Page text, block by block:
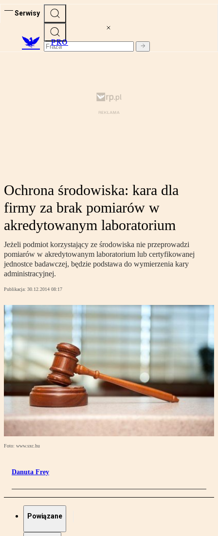
Serwisy
PRO
Ochrona środowiska: kara dla
firmy za brak pomiarów w
akredytowanym laboratorium
Jeżeli podmiot korzystający ze środowiska nie przeprowadzi
pomiarów w akredytowanym laboratorium lub certyfikowanej
jednostce badawczej, będzie podstawa do wymierzenia kary
administracyjnej.
Publikacja: 30.12.2014 08:17
Foto: www.sxc.hu
Danuta Frey
Powiązane